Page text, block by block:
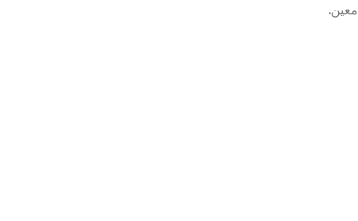
معين.